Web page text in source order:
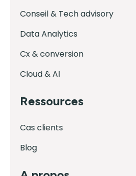
Conseil & Tech advisory
Data Analytics
Cx & conversion
Cloud & AI
Ressources
Cas clients
Blog